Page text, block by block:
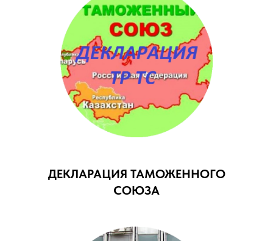
ДЕКЛАРАЦИЯ ТАМОЖЕННОГО
СОЮЗА